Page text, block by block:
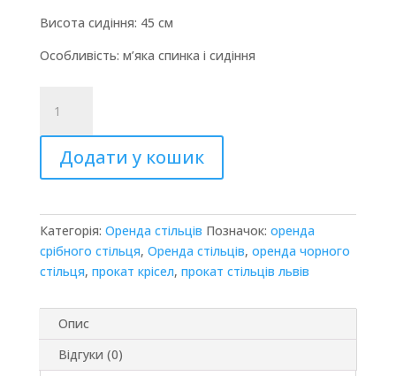
Висота сидіння: 45 см
Особливість: м’яка спинка і сидіння
срібний
чорний
Milano
кількість
Додати у кошик
Категорія: Оренда стільців Позначок: оренда
срібного стільця, Оренда стільців, оренда чорного
стільця, прокат крісел, прокат стільців львів
Опис
Відгуки (0)